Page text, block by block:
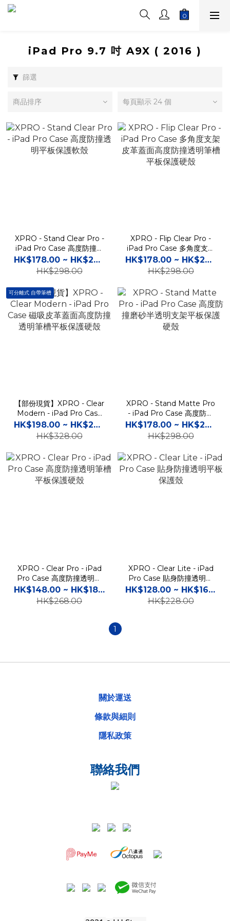
iPad Pro 9.7 吋 A9X ( 2016 )
篩選
商品排序 每頁顯示 24 個
XPRO - Stand Clear Pro -
iPad Pro Case 高度防撞透
明平板保護軟殼
HK$178.00 ~ HK$228.00
HK$298.00
XPRO - Flip Clear Pro -
iPad Pro Case 多角度支架
皮革蓋面高度防撞透明筆槽
平板保護硬殼
HK$178.00 ~ HK$228.00
HK$298.00
可分離式 自帶筆槽
【部份現貨】XPRO - Clear
Modern - iPad Pro Case
磁吸皮革蓋面高度防撞透明
筆槽平板保護硬殼
HK$198.00 ~ HK$268.00
HK$328.00
XPRO - Stand Matte Pro
- iPad Pro Case 高度防撞
磨砂半透明支架平板保護硬
殼
HK$178.00 ~ HK$228.00
HK$298.00
XPRO - Clear Pro - iPad
Pro Case 高度防撞透明筆
槽平板保護硬殼
HK$148.00 ~ HK$188.00
HK$268.00
XPRO - Clear Lite - iPad
Pro Case 貼身防撞透明平
板保護殼
HK$128.00 ~ HK$168.00
HK$228.00
1
關於運送
條款與細則
隱私政策
聯絡我們